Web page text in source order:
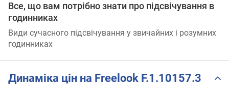
Все, що вам потрібно знати про підсвічування в
годинниках
Види сучасного підсвічування у звичайних і розумних
годинниках
Динаміка цін на Freelook F.1.10157.3